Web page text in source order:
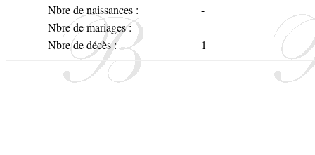
Nbre de naissances :
-
Nbre de mariages :
-
Nbre de décès :
1